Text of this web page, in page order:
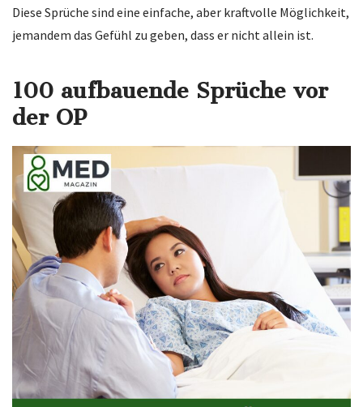
Diese Sprüche sind eine einfache, aber kraftvolle Möglichkeit,
jemandem das Gefühl zu geben, dass er nicht allein ist.
100 aufbauende Sprüche vor
der OP